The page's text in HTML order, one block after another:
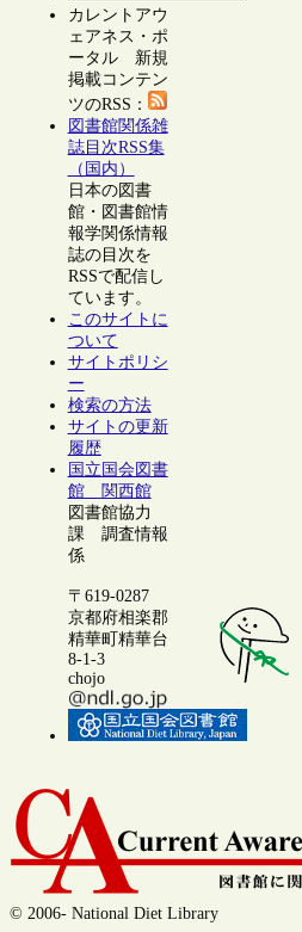
カレントアウ
ェアネス・ポ
ータル 新規
掲載コンテン
ツのRSS：
図書館関係雑
誌目次RSS集
（国内）
日本の図書
館・図書館情
報学関係情報
誌の目次を
RSSで配信し
ています。
このサイトに
ついて
サイトポリシ
ー
検索の方法
サイトの更新
履歴
国立国会図書
館 関西館
図書館協力
課 調査情報
係
〒619-0287
京都府相楽郡
精華町精華台
8-1-3
chojo
© 2006- National Diet Library